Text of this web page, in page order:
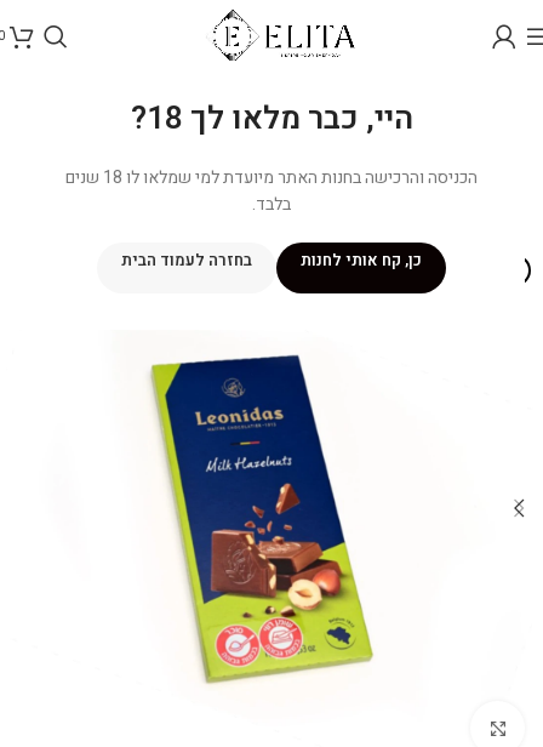
היי, כבר מלאו לך 18?
הכניסה והרכישה בחנות האתר מיועדת למי שמלאו לו 18 שנים
בלבד.
כן, קח אותי לחנות בחזרה לעמוד הבית איסוף עצמי בלבד